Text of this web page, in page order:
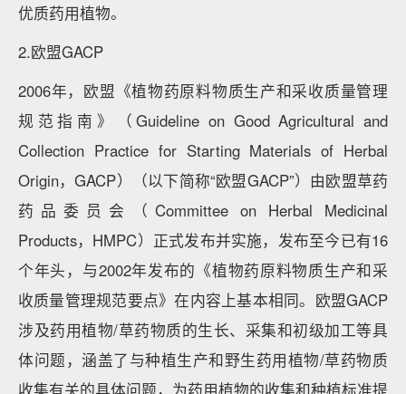
优质药用植物。
2.欧盟GACP
2006年，欧盟《植物药原料物质生产和采收质量管理
规范指南》（Guideline on Good Agricultural and
Collection Practice for Starting Materials of Herbal
Origin，GACP）（以下简称“欧盟GACP”）由欧盟草药
药品委员会（Committee on Herbal Medicinal
Products，HMPC）正式发布并实施，发布至今已有16
个年头，与2002年发布的《植物药原料物质生产和采
收质量管理规范要点》在内容上基本相同。欧盟GACP
涉及药用植物/草药物质的生长、采集和初级加工等具
体问题，涵盖了与种植生产和野生药用植物/草药物质
收集有关的具体问题，为药用植物的收集和种植标准提